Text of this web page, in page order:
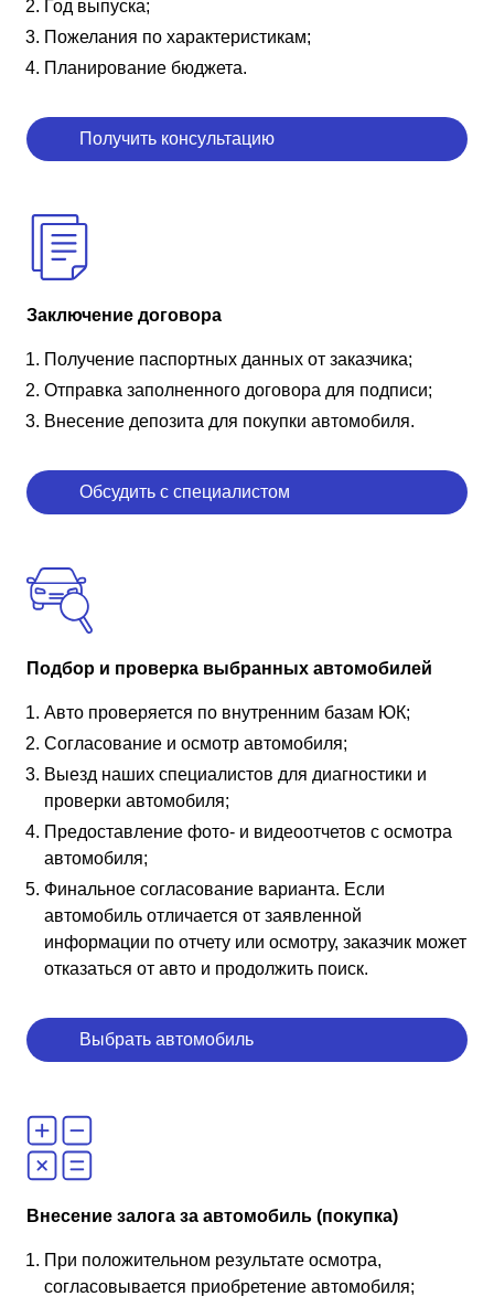
Год выпуска;
Пожелания по характеристикам;
Планирование бюджета.
Получить консультацию
Заключение договора
Получение паспортных данных от заказчика;
Отправка заполненного договора для подписи;
Внесение депозита для покупки автомобиля.
Обсудить с специалистом
Подбор и проверка выбранных автомобилей
Авто проверяется по внутренним базам ЮК;
Согласование и осмотр автомобиля;
Выезд наших специалистов для диагностики и
проверки автомобиля;
Предоставление фото- и видеоотчетов с осмотра
автомобиля;
Финальное согласование варианта. Если
автомобиль отличается от заявленной
информации по отчету или осмотру, заказчик может
отказаться от авто и продолжить поиск.
Выбрать автомобиль
Внесение залога за автомобиль (покупка)
При положительном результате осмотра,
согласовывается приобретение автомобиля;